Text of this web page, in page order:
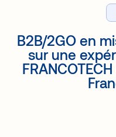
Le Hub de votre
B2B/2GO : Comment ça
Solutions
Plateforme
Types d'événements
Événements présentiels
Événements Hybrides
Blogue
B2B/2GO en
sur une